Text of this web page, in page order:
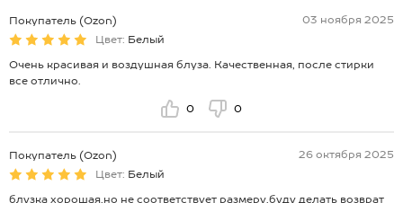
Покупатель (Ozon)
03 ноября 2025
Цвет: Белый
Очень красивая и воздушная блуза. Качественная, после стирки
все отлично.
0 0
Покупатель (Ozon)
26 октября 2025
Цвет: Белый
блузка хорошая,но не соответствует размеру,буду делать возврат